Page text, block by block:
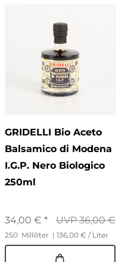
GRIDELLI Bio Aceto
Balsamico di Modena
I.G.P. Nero Biologico
250ml
UVP 36,00 €
34,00 € *
250 Milliliter | 136,00 € / Liter